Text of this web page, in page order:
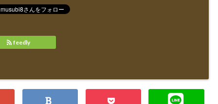
feedly